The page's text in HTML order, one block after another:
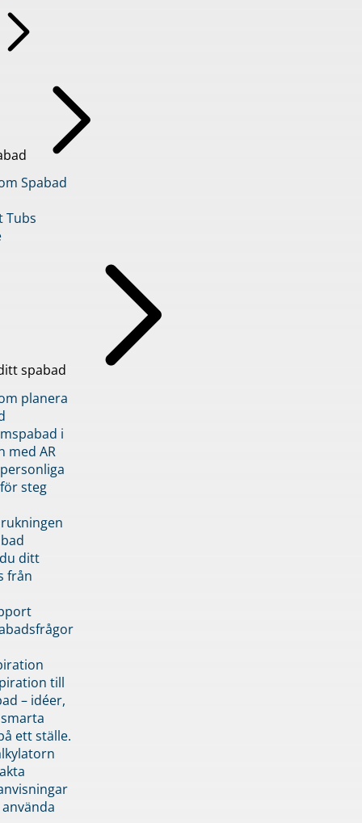
Spabad
Tubs
spabad
planera
i
med AR
steg
ditt
från
till
– idéer,
ett ställe.